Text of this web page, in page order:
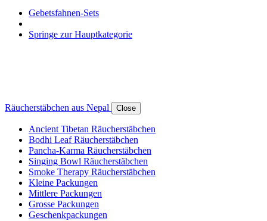
Gebetsfahnen-Sets
Springe zur Hauptkategorie
Räucherstäbchen aus Nepal Close
Ancient Tibetan Räucherstäbchen
Bodhi Leaf Räucherstäbchen
Pancha-Karma Räucherstäbchen
Singing Bowl Räucherstäbchen
Smoke Therapy Räucherstäbchen
Kleine Packungen
Mittlere Packungen
Grosse Packungen
Geschenkpackungen